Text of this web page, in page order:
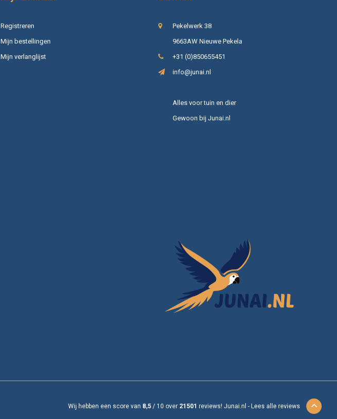
Registreren
Mijn bestellingen
Mijn verlanglijst
Pekelwerk 38
9663AW Nieuwe Pekela
+31 (0)850655451
info@junai.nl
Alles voor tuin en dier
Gewoon bij Junai.nl
Wij hebben een score van 8,5 / 10 over 21501 reviews! Junai.nl - Lees alle reviews